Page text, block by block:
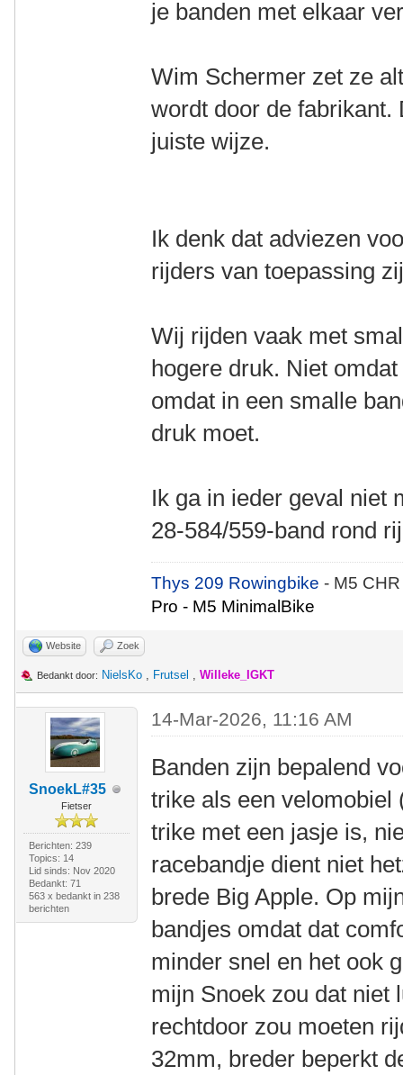
je banden met elkaar
Wim Schermer zet ze
wordt door de
juiste wijze.
Ik denk dat adviezen
rijders van toepassing
Wij rijden vaak met
hogere druk. Niet
omdat in een smalle
druk moet.
Ik ga in ieder geval niet
28-584/559-band rond
Thys 209 Rowingbike- M5
Pro - M5 MinimalBike
Website Zoek
Bedankt door: NielsKo , Frutsel , Willeke_IGKT
SnoekL#35
Fietser
Berichten: 239
Topics: 14
Lid sinds: Nov 2020
Bedankt: 71
563 x bedankt in 238
berichten
14-Mar-2026, 11:16 AM
Banden zijn bepalend
trike als een velomobiel
trike met een jasje is,
racebandje dient niet
brede Big Apple. Op
bandjes omdat dat
minder snel en het ook
mijn Snoek zou dat niet
rechtdoor zou moeten
32mm, breder beperkt